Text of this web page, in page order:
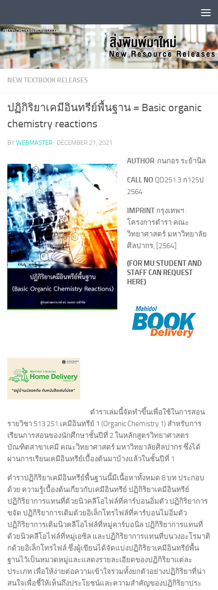
NEW TEXTBOOK RELEASES
ปฏิกิริยาเคมีอินทรีย์พื้นฐาน = Basic organic
chemistry reactions
BY WEBMASTER · DECEMBER 21, 2021
AUTHOR กนกอร ระย้านิล
CALL NO QD251.3 ก125ป
2564
IMPRINT กรุงเทพฯ :
โครงการตำรา คณะ
วิทยาศาสตร์ มหาวิทยาลัย
ศิลปากร, [2564]
(FOR MU STUDENT AND
STAFF CAN REQUEST
HERE)
ตำราเล่มนี้จัดทำขึ้นเพื่อใช้ในการสอน
รายวิชา 513 251 เคมีอินทรีย์ 1 (Organic Chemistry 1) สำหรับการ
เรียนการสอนของนักศึกษาชั้นปีที่ 2 ในหลักสูตรวิทยาศาสตร
บัณฑิตสาขาเคมี คณะวิทยาศาสตร์ มหาวิทยาลัยศิลปากร ซึ่งได้
ผ่านการเรียนเคมีอินทรีย์เบื้องต้นมาบ้างแล้วในชั้นปีที่ 1
ตำราปฏิกิริยาเคมีอินทรีย์พื้นฐานนี้มีเนื้อหาทั้งหมด 8 บท ประกอบ
ด้วย ความรู้เบื้องต้นเกี่ยวกับเคมีอินทรีย์ ปฏิกิริยาเคมีอินทรีย์
ปฏิกิริยาการแทนที่ด้วยนิวคลีโอไฟล์ที่คาร์บอนอิ่มตัว ปฏิกิริยาการ
ขจัด ปฏิกิริยาการเติมด้วยอิเล็กโทรไฟล์ที่คาร์บอนไม่อิ่มตัว
ปฏิกิริยาการเติมนิวคลีโอไฟล์ที่หมู่คาร์บอนิล ปฏิกิริยาการแทนที่
ด้วยนิวคลีโอไฟล์ที่หมู่เอซิล และปฏิกิริยาการแทนที่บนวงอะโรมาติ
กด้วยอิเล็กโทรไฟล์ ซึ่งผู้เขียนได้จัดแบ่งปฏิกิริยาเคมีอินทรีย์พื้น
ฐานไว้เป็นหมวดหมู่และแสดงรายละเอียดของปฏิกิริยาแต่ละ
ประเภท เพื่อให้ง่ายต่อความเข้าใจรวมทั้งยกตัวอย่างปฏิกิริยาที่น่า
สนใจเพื่อชี้ให้เห็นถึงประโยชน์และความสำคัญของปฏิกิริยาประ